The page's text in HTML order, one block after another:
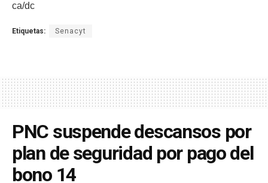
ca/dc
Etiquetas: Senacyt
PNC suspende descansos por
plan de seguridad por pago del
bono 14